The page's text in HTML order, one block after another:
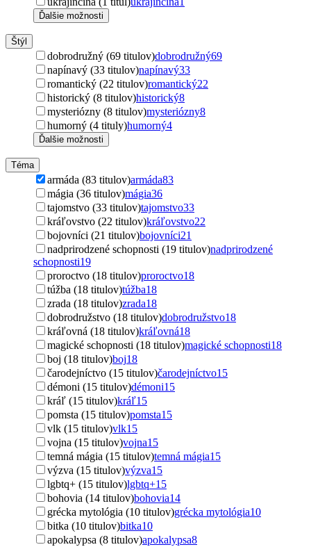
Ďalšie možnosti
Štýl
dobrodružný (69 titulov)dobrodružný69
napínavý (33 titulov)napínavý33
romantický (22 titulov)romantický22
historický (8 titulov)historický8
mysteriózny (8 titulov)mysteriózny8
humorný (4 tituly)humorný4
Ďalšie možnosti
Téma
armáda (83 titulov)armáda83
mágia (36 titulov)mágia36
tajomstvo (33 titulov)tajomstvo33
kráľovstvo (22 titulov)kráľovstvo22
bojovníci (21 titulov)bojovníci21
nadprirodzené schopnosti (19 titulov)nadprirodzené
schopnosti19
proroctvo (18 titulov)proroctvo18
túžba (18 titulov)túžba18
zrada (18 titulov)zrada18
dobrodružstvo (18 titulov)dobrodružstvo18
kráľovná (18 titulov)kráľovná18
magické schopnosti (18 titulov)magické schopnosti18
boj (18 titulov)boj18
čarodejníctvo (15 titulov)čarodejníctvo15
démoni (15 titulov)démoni15
kráľ (15 titulov)kráľ15
pomsta (15 titulov)pomsta15
vlk (15 titulov)vlk15
vojna (15 titulov)vojna15
temná mágia (15 titulov)temná mágia15
výzva (15 titulov)výzva15
lgbtq+ (15 titulov)lgbtq+15
bohovia (14 titulov)bohovia14
grécka mytológia (10 titulov)grécka mytológia10
bitka (10 titulov)bitka10
apokalypsa (8 titulov)apokalypsa8